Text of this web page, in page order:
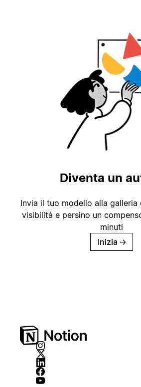
Diventa un
Invia il tuo modello alla
visibilità e persino un
minuti
Inizia →